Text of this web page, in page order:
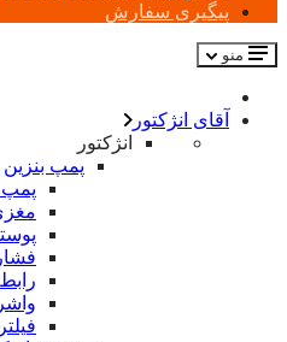
پیگیری سفارش
منو
آقای انژکتور
انژکتور
پمپ بنزین
پمپ